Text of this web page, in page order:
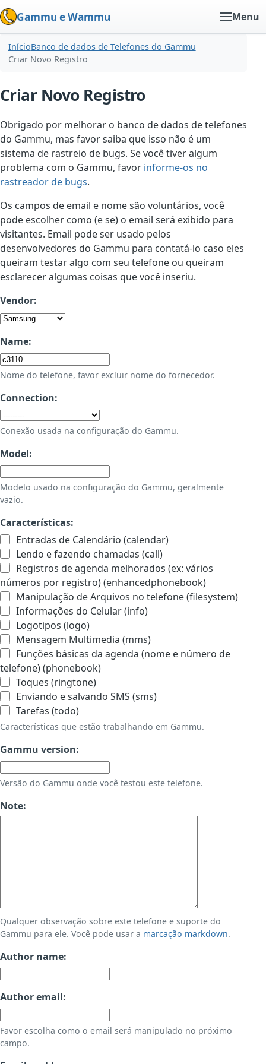
Gammu e Wammu Menu
InícioBanco de dados de Telefones do Gammu
Criar Novo Registro
Criar Novo Registro
Obrigado por melhorar o banco de dados de telefones
do Gammu, mas favor saiba que isso não é um
sistema de rastreio de bugs. Se você tiver algum
problema com o Gammu, favor informe-os no
rastreador de bugs.
Os campos de email e nome são voluntários, você
pode escolher como (e se) o email será exibido para
visitantes. Email pode ser usado pelos
desenvolvedores do Gammu para contatá-lo caso eles
queiram testar algo com seu telefone ou queiram
esclarecer algumas coisas que você inseriu.
Vendor:
Name:
Nome do telefone, favor excluir nome do fornecedor.
Connection:
Conexão usada na configuração do Gammu.
Model:
Modelo usado na configuração do Gammu, geralmente
vazio.
Características:
Entradas de Calendário (calendar)
Lendo e fazendo chamadas (call)
Registros de agenda melhorados (ex: vários
números por registro) (enhancedphonebook)
Manipulação de Arquivos no telefone (filesystem)
Informações do Celular (info)
Logotipos (logo)
Mensagem Multimedia (mms)
Funções básicas da agenda (nome e número de
telefone) (phonebook)
Toques (ringtone)
Enviando e salvando SMS (sms)
Tarefas (todo)
Características que estão trabalhando em Gammu.
Gammu version:
Versão do Gammu onde você testou este telefone.
Note:
Qualquer observação sobre este telefone e suporte do
Gammu para ele. Você pode usar a marcação markdown.
Author name:
Author email:
Favor escolha como o email será manipulado no próximo
campo.